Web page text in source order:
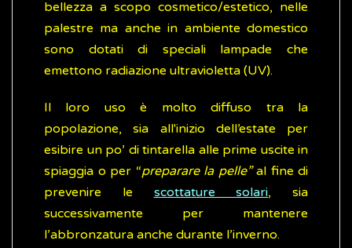
bellezza a scopo cosmetico/estetico, nelle
palestre ma anche in ambiente domestico
sono dotati di speciali lampade che
emettono radiazione ultravioletta (UV).
Il loro uso è molto diffuso tra la
popolazione, sia all'inizio dell’estate per
esibire un po’ di tintarella alle prime uscite in
spiaggia o per “preparare la pelle”al fine di
prevenire le scottature solari, sia
successivamente per mantenere
l’abbronzatura anche durante l’inverno.